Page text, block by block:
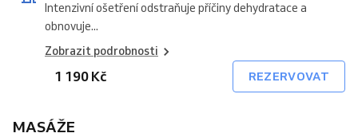
Intenzivní ošetření odstraňuje příčiny dehydratace a
obnovuje...
Zobrazit podrobnosti
1 190 Kč REZERVOVAT
MASÁŽE